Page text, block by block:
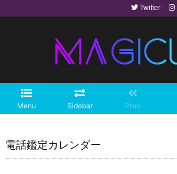
Menu Sidebar Prev
Twitter
電話鑑定カレンダー